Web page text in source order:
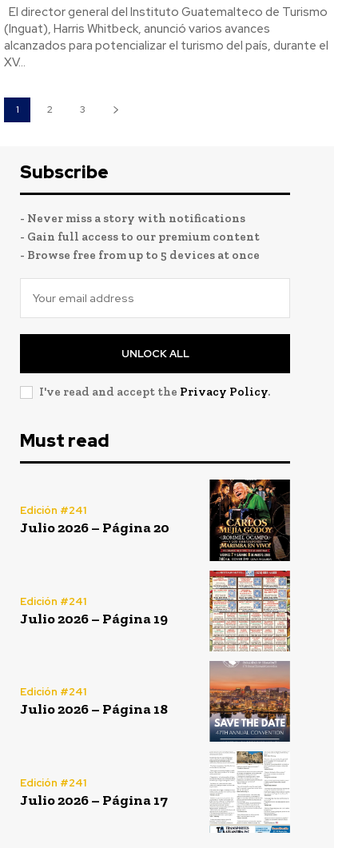
(Inguat), Harris Whitbeck, anunció varios avances
alcanzados para potencializar el turismo del país, durante el
XV...
1 2 3
Subscribe
- Never miss a story with notifications
- Gain full access to our premium content
- Browse free from up to 5 devices at once
UNLOCK ALL
I've read and accept the Privacy Policy.
Must read
Edición #241
Julio 2026 – Página 20
Edición #241
Julio 2026 – Página 19
Edición #241
Julio 2026 – Página 18
Edición #241
Julio 2026 – Página 17